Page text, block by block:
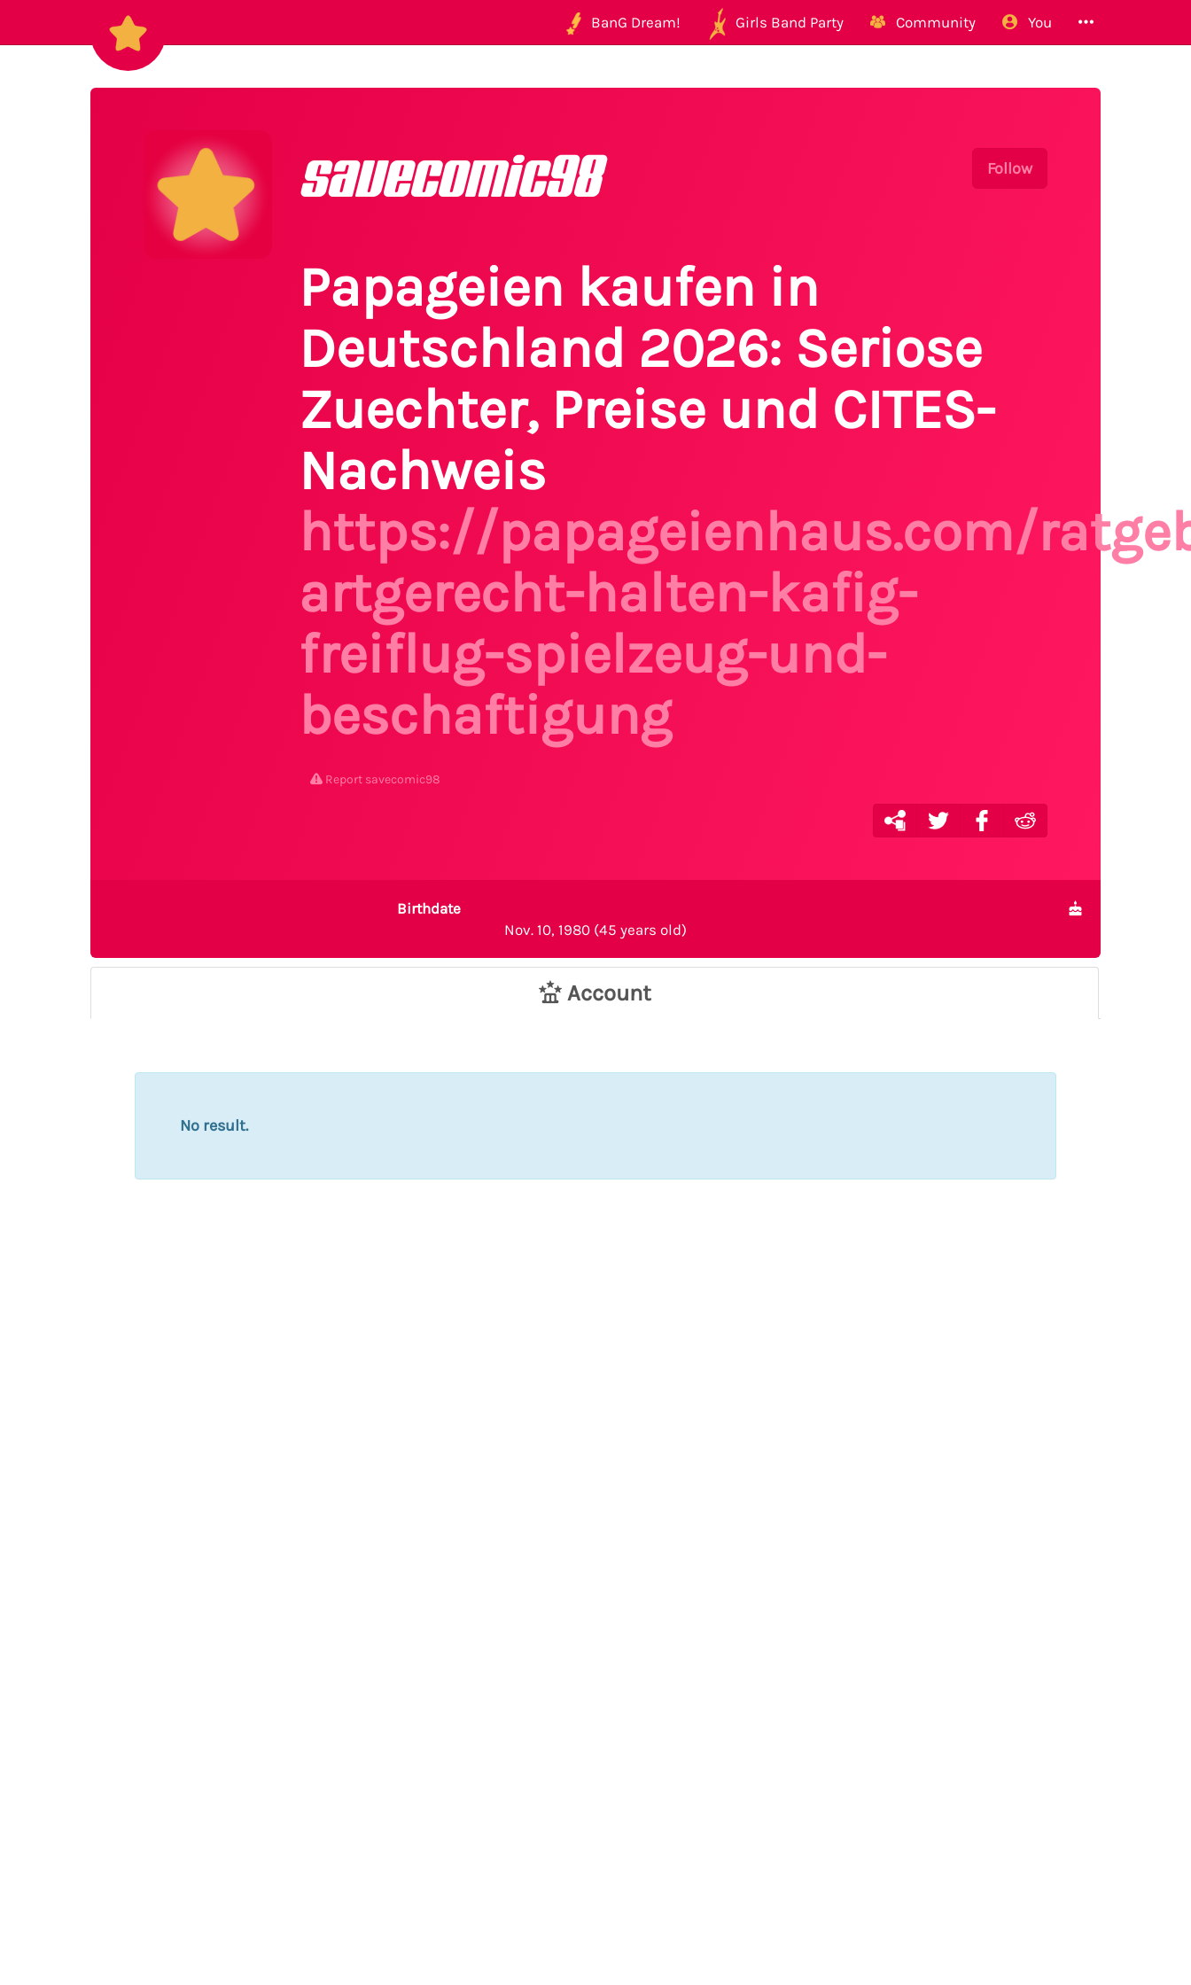
BanG Dream! Girls Band Party Community You
Follow
savecomic98
Papageien kaufen in
Deutschland 2026: Seriose
Zuechter, Preise und CITES-
Nachweis
https://papageienhaus.com/
artgerecht-halten-kafig-
freiflug-spielzeug-und-
beschaftigung
Report savecomic98
Birthdate
Nov. 10, 1980 (45 years old)
Account
No result.